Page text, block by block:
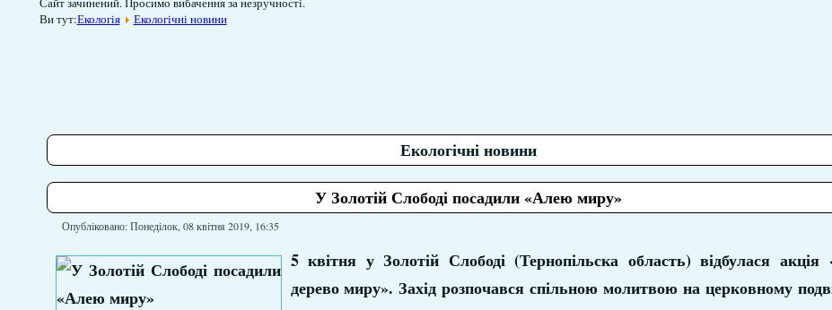
Ви тут:Екологія Екологічні новини
Екологічні новини
У Золотій Слободі посадили «Алею миру»
Опубліковано: Понеділок, 08 квітня 2019, 16:35
5 квітня у Золотій Слободі (Тернопільска область) відбулася акція
дерево миру». Захід розпочався спільною молитвою на церковному